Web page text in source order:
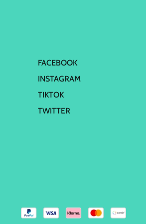
FACEBOOK
INSTAGRAM
TIKTOK
TWITTER